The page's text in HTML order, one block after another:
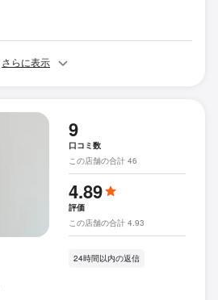
さらに表示
9
口コミ数
この店舗の合計 46
4.89
評価
この店舗の合計 4.93
24時間以内の返信